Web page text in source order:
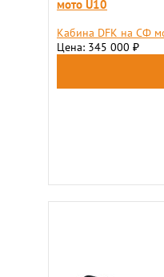
мото U10
Кабина DFK на СФ
Цена: 345 000 ₽